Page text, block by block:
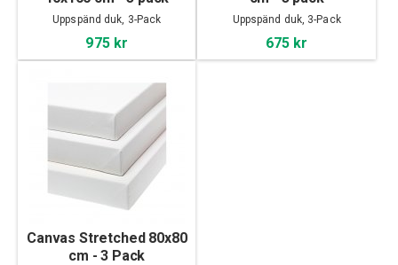
Uppspänd duk, 3-Pack
975 kr
Uppspänd duk, 3-Pack
675 kr
Canvas Stretched 80x80
cm - 3 Pack